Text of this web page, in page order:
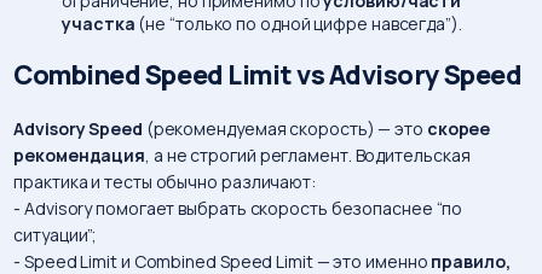
участка (не “только по одной цифре навсегда”).
Combined Speed Limit vs Advisory Speed
Advisory Speed (рекомендуемая скорость) — это скорее
рекомендация, а не строгий регламент. Водительская
практика и тесты обычно различают:
- Advisory помогает выбрать скорость безопаснее “по
ситуации”;
- Speed Limit и Combined Speed Limit — это именно правило,